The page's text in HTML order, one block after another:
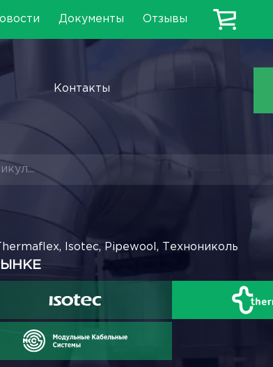
Документы Отзывы
Контакты
Isotec, Pipewool, Технониколь